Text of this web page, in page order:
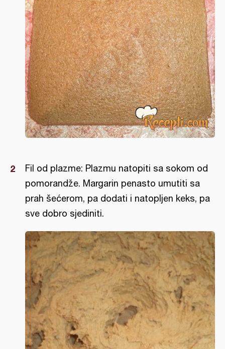
Fil od plazme: Plazmu natopiti sa sokom od
pomorandže. Margarin penasto umutiti sa
prah šećerom, pa dodati i natopljen keks, pa
sve dobro sjediniti.